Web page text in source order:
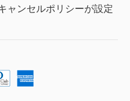
ャンセルポリシーが設定